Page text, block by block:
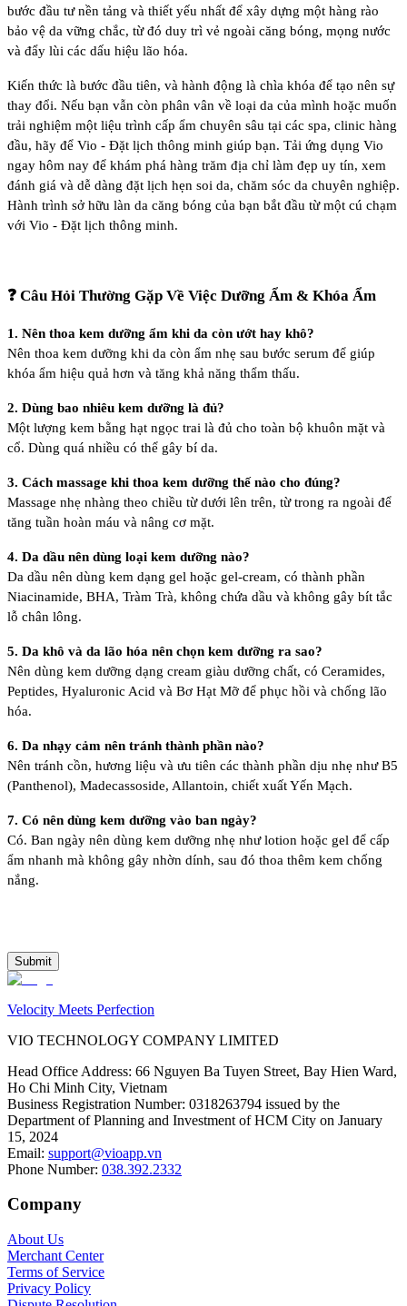
bước đầu tư nền tảng và thiết yếu nhất để xây dựng một hàng rào
bảo vệ da vững chắc, từ đó duy trì vẻ ngoài căng bóng, mọng nước
và đẩy lùi các dấu hiệu lão hóa.
Kiến thức là bước đầu tiên, và hành động là chìa khóa để tạo nên sự
thay đổi. Nếu bạn vẫn còn phân vân về loại da của mình hoặc muốn
trải nghiệm một liệu trình cấp ẩm chuyên sâu tại các spa, clinic hàng
đầu, hãy để Vio - Đặt lịch thông minh giúp bạn. Tải ứng dụng Vio
ngay hôm nay để khám phá hàng trăm địa chỉ làm đẹp uy tín, xem
đánh giá và dễ dàng đặt lịch hẹn soi da, chăm sóc da chuyên nghiệp.
Hành trình sở hữu làn da căng bóng của bạn bắt đầu từ một cú chạm
với Vio - Đặt lịch thông minh.
❓ Câu Hỏi Thường Gặp Về Việc Dưỡng Ẩm & Khóa Ẩm
1. Nên thoa kem dưỡng ẩm khi da còn ướt hay khô?
Nên thoa kem dưỡng khi da còn ẩm nhẹ sau bước serum để giúp
khóa ẩm hiệu quả hơn và tăng khả năng thẩm thấu.
2. Dùng bao nhiêu kem dưỡng là đủ?
Một lượng kem bằng hạt ngọc trai là đủ cho toàn bộ khuôn mặt và
cổ. Dùng quá nhiều có thể gây bí da.
3. Cách massage khi thoa kem dưỡng thế nào cho đúng?
Massage nhẹ nhàng theo chiều từ dưới lên trên, từ trong ra ngoài để
tăng tuần hoàn máu và nâng cơ mặt.
4. Da dầu nên dùng loại kem dưỡng nào?
Da dầu nên dùng kem dạng gel hoặc gel-cream, có thành phần
Niacinamide, BHA, Tràm Trà, không chứa dầu và không gây bít tắc
lỗ chân lông.
5. Da khô và da lão hóa nên chọn kem dưỡng ra sao?
Nên dùng kem dưỡng dạng cream giàu dưỡng chất, có Ceramides,
Peptides, Hyaluronic Acid và Bơ Hạt Mỡ để phục hồi và chống lão
hóa.
6. Da nhạy cảm nên tránh thành phần nào?
Nên tránh cồn, hương liệu và ưu tiên các thành phần dịu nhẹ như B5
(Panthenol), Madecassoside, Allantoin, chiết xuất Yến Mạch.
7. Có nên dùng kem dưỡng vào ban ngày?
Có. Ban ngày nên dùng kem dưỡng nhẹ như lotion hoặc gel để cấp
ẩm nhanh mà không gây nhờn dính, sau đó thoa thêm kem chống
nắng.
Submit
Velocity Meets Perfection
VIO TECHNOLOGY COMPANY LIMITED
Head Office Address: 66 Nguyen Ba Tuyen Street, Bay Hien Ward,
Ho Chi Minh City, Vietnam
Business Registration Number: 0318263794 issued by the
Department of Planning and Investment of HCM City on January
15, 2024
Email: support@vioapp.vn
Phone Number: 038.392.2332
Company
About Us
Merchant Center
Terms of Service
Privacy Policy